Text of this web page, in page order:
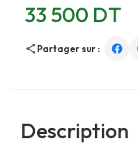
33 500 DT
Partager sur :
Description